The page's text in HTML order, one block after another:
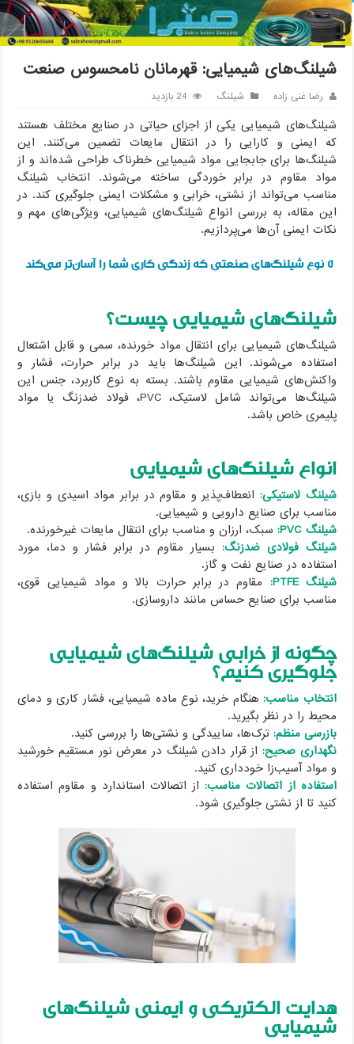
خانه / شیلنگ / شیلنگ‌های شیمیایی: قهرمانان نامحسوس صنعت
شیلنگ‌های شیمیایی: قهرمانان نامحسوس صنعت
رضا غنی زاده شیلنگ 24 بازدید
شیلنگ‌های شیمیایی یکی از اجزای حیاتی در صنایع مختلف هستند
که ایمنی و کارایی را در انتقال مایعات تضمین می‌کنند. این
شیلنگ‌ها برای جابجایی مواد شیمیایی خطرناک طراحی شده‌اند و از
مواد مقاوم در برابر خوردگی ساخته می‌شوند. انتخاب شیلنگ
مناسب می‌تواند از نشتی، خرابی و مشکلات ایمنی جلوگیری کند. در
این مقاله، به بررسی انواع شیلنگ‌های شیمیایی، ویژگی‌های مهم و
نکات ایمنی آن‌ها می‌پردازیم.
۵ نوع شیلنگ‌های صنعتی که زندگی کاری شما را آسان‌تر می‌کند
شیلنگ‌های شیمیایی چیست؟
شیلنگ‌های شیمیایی برای انتقال مواد خورنده، سمی و قابل اشتعال
استفاده می‌شوند. این شیلنگ‌ها باید در برابر حرارت، فشار و
واکنش‌های شیمیایی مقاوم باشند. بسته به نوع کاربرد، جنس این
شیلنگ‌ها می‌تواند شامل لاستیک، PVC، فولاد ضدزنگ یا مواد
پلیمری خاص باشد.
انواع شیلنگ‌های شیمیایی
شیلنگ لاستیکی:انعطاف‌پذیر و مقاوم در برابر مواد اسیدی و بازی،
مناسب برای صنایع دارویی و شیمیایی.
شیلنگ PVC:
سبک، ارزان و مناسب برای انتقال مایعات غیرخورنده.
شیلنگ فولادی ضدزنگ:بسیار مقاوم در برابر فشار و دما، مورد
استفاده در صنایع نفت و گاز.
شیلنگ PTFE:
مقاوم در برابر حرارت بالا و مواد شیمیایی قوی،
مناسب برای صنایع حساس مانند داروسازی.
چگونه از خرابی شیلنگ‌های شیمیایی
جلوگیری کنیم؟
انتخاب مناسب:هنگام خرید، نوع ماده شیمیایی، فشار کاری و دمای
محیط را در نظر بگیرید.
بازرسی منظم:ترک‌ها، ساییدگی و نشتی‌ها را بررسی کنید.
نگهداری صحیح:از قرار دادن شیلنگ در معرض نور مستقیم خورشید
و مواد آسیب‌زا خودداری کنید.
استفاده از اتصالات مناسب:از اتصالات استاندارد و مقاوم استفاده
کنید تا از نشتی جلوگیری شود.
هدایت الکتریکی و ایمنی شیلنگ‌های
شیمیایی